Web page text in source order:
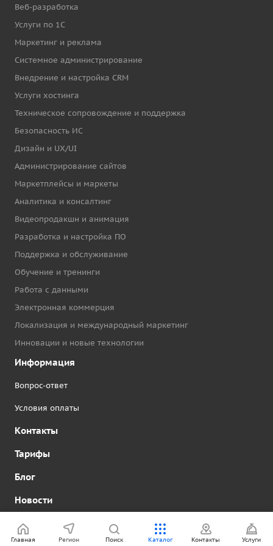
Веб-разработка
Услуги по 1С
Маркетинг и реклама
Системное администрирование
Внедрение и настройка CRM
Услуги хостинга
Техническое сопровождение и поддержка
Безопасность ИС
Дизайн и UX/UI
Администрирование сайтов
Маркетплейсы и маркеты
Аналитика и консалтинг
Видеопродакшн и анимация
Разработка и настройка ПО
Поддержка и обслуживание
Обучение и тренинги
Работа с данными
Электронная коммерция
Локализация и международный маркетинг
Инновации и новые технологии
Информация
Вопрос-ответ
Условия оплаты
Контакты
Тарифы
Блог
Новости
Акции
Главная Регион Поиск Каталог Контакты Услуги